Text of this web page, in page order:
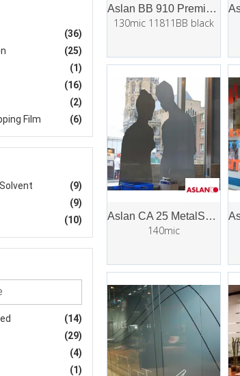
(36)
(25)
(1)
(16)
(2)
Film
(6)
(9)
(9)
(10)
(14)
(29)
(4)
(1)
Aslan BB 910 Premium Blackboard
130mic 11811BB black
Aslan CA 25 MetalShadow
140mic